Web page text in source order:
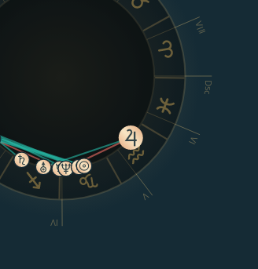
IV
V
VI
Dsc
VIII